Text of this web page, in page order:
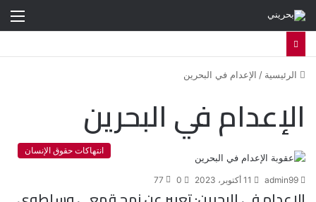
الرئيسية / الإعدام في البحرين
الإعدام في البحرين
انتهاكات حقوق الإنسان
admin99 11 أكتوبر، 2023 0
77